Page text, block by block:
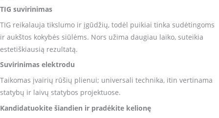
TIG suvirinimas
TIG reikalauja tikslumo ir įgūdžių, todėl puikiai tinka sudėtingoms
ir aukštos kokybės siūlėms. Nors užima daugiau laiko, suteikia
estetiškiausią rezultatą.
Suvirinimas elektrodu
Taikomas įvairių rūšių plienui; universali technika, itin vertinama
statybų ir laivų statybos projektuose.
Kandidatuokite šiandien ir pradėkite kelionę